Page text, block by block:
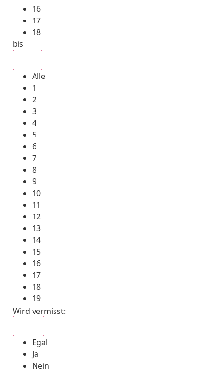
16
17
18
bis
Alle
1
2
3
4
5
6
7
8
9
10
11
12
13
14
15
16
17
18
19
Wird vermisst:
Egal
Ja
Nein